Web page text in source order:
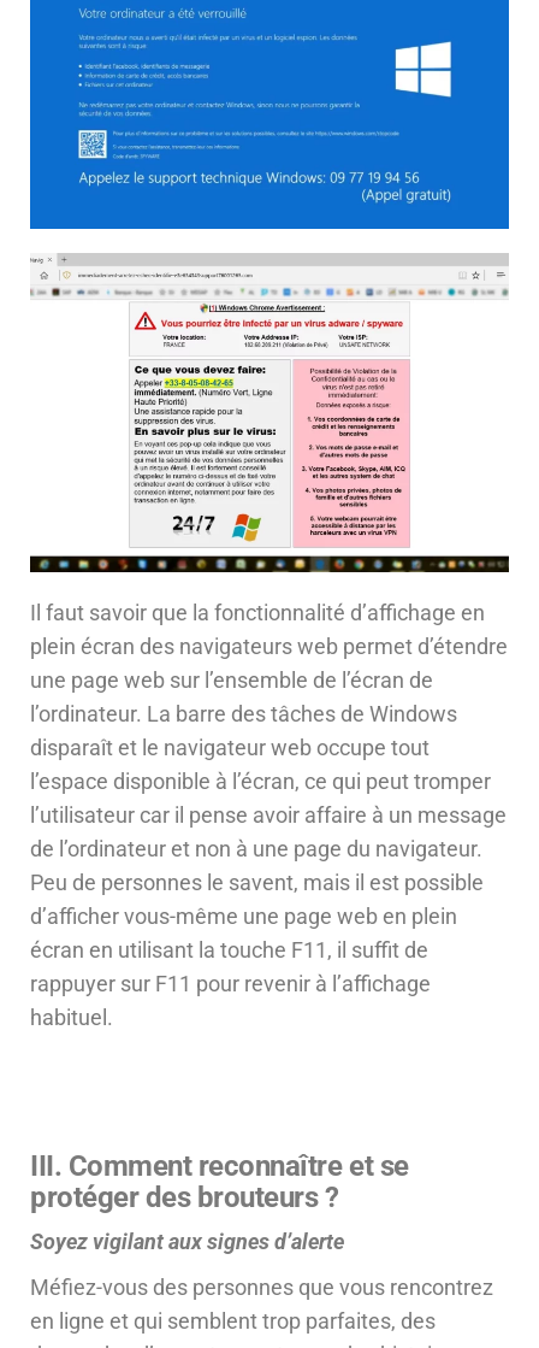
Il faut savoir que la fonctionnalité d’affichage en
plein écran des navigateurs web permet d’étendre
une page web sur l’ensemble de l’écran de
l’ordinateur. La barre des tâches de Windows
disparaît et le navigateur web occupe tout
l’espace disponible à l’écran, ce qui peut tromper
l’utilisateur car il pense avoir affaire à un message
de l’ordinateur et non à une page du navigateur.
Peu de personnes le savent, mais il est possible
d’afficher vous-même une page web en plein
écran en utilisant la touche F11, il suffit de
rappuyer sur F11 pour revenir à l’affichage
habituel.
III. Comment reconnaître et se
protéger des brouteurs ?
Soyez vigilant aux signes d’alerte
Méfiez-vous des personnes que vous rencontrez
en ligne et qui semblent trop parfaites, des